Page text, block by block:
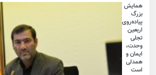
همایش
بزرگ
پیاده‌روی
اربعین
تجلی
وحدت،
ایمان و
همدلی
است